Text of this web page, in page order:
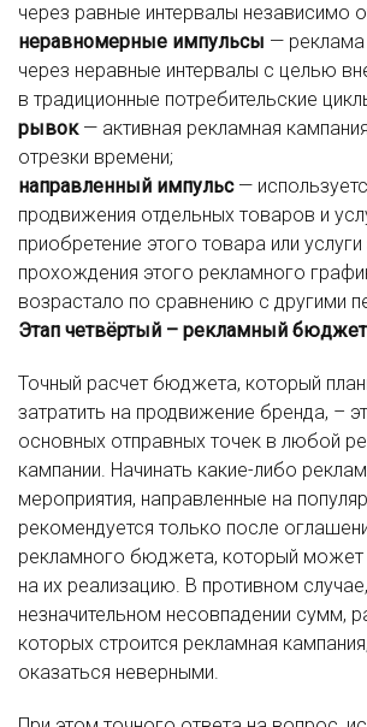
через равные интервалы независимо
неравномерные импульсы —
через неравные интервалы с целью
в традиционные потребительские
рывок— активная рекламная
отрезки времени;
направленный импульс—
продвижения отдельных товаров и
приобретение этого товара или
прохождения этого рекламного
возрастало по сравнению с другими
Этап четвёртый – рекламный бюджет
Точный расчет бюджета, который
затратить на продвижение бренда, –
основных отправных точек в любой
кампании. Начинать какие-либо
мероприятия, направленные на
рекомендуется только после
рекламного бюджета, который может
на их реализацию. В противном
незначительном несовпадении сумм,
которых строится рекламная
оказаться неверными.